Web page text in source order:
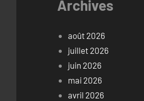
Archives
août 2026
juillet 2026
juin 2026
mai 2026
avril 2026